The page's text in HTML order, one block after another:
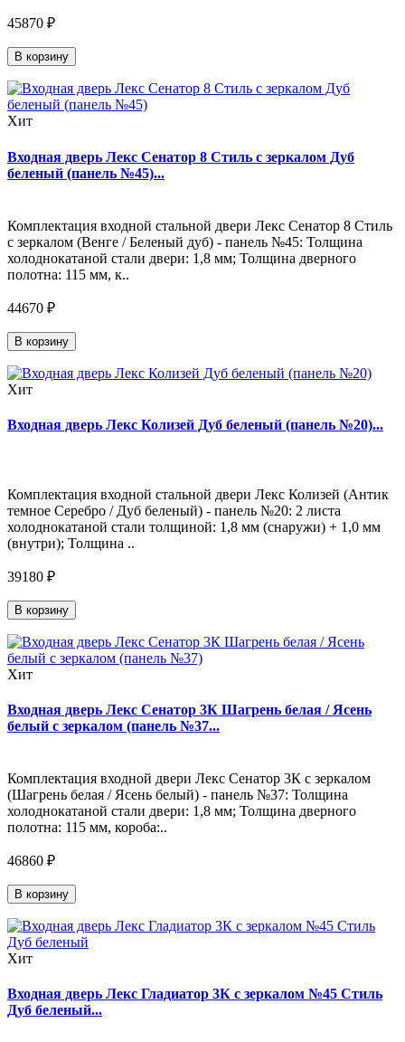
45870 ₽
В корзину
Хит
Входная дверь Лекс Сенатор 8 Стиль с зеркалом Дуб
беленый (панель №45)...
Комплектация входной стальной двери Лекс Сенатор 8 Стиль
с зеркалом (Венге / Беленый дуб) - панель №45: Толщина
холоднокатаной стали двери: 1,8 мм; Толщина дверного
полотна: 115 мм, к..
44670 ₽
В корзину
Хит
Входная дверь Лекс Колизей Дуб беленый (панель №20)...
Комплектация входной стальной двери Лекс Колизей (Антик
темное Серебро / Дуб беленый) - панель №20: 2 листа
холоднокатаной стали толщиной: 1,8 мм (снаружи) + 1,0 мм
(внутри); Толщина ..
39180 ₽
В корзину
Хит
Входная дверь Лекс Сенатор 3К Шагрень белая / Ясень
белый с зеркалом (панель №37...
Комплектация входной двери Лекс Сенатор 3К с зеркалом
(Шагрень белая / Ясень белый) - панель №37: Толщина
холоднокатаной стали двери: 1,8 мм; Толщина дверного
полотна: 115 мм, короба:..
46860 ₽
В корзину
Хит
Входная дверь Лекс Гладиатор 3К с зеркалом №45 Стиль
Дуб беленый...